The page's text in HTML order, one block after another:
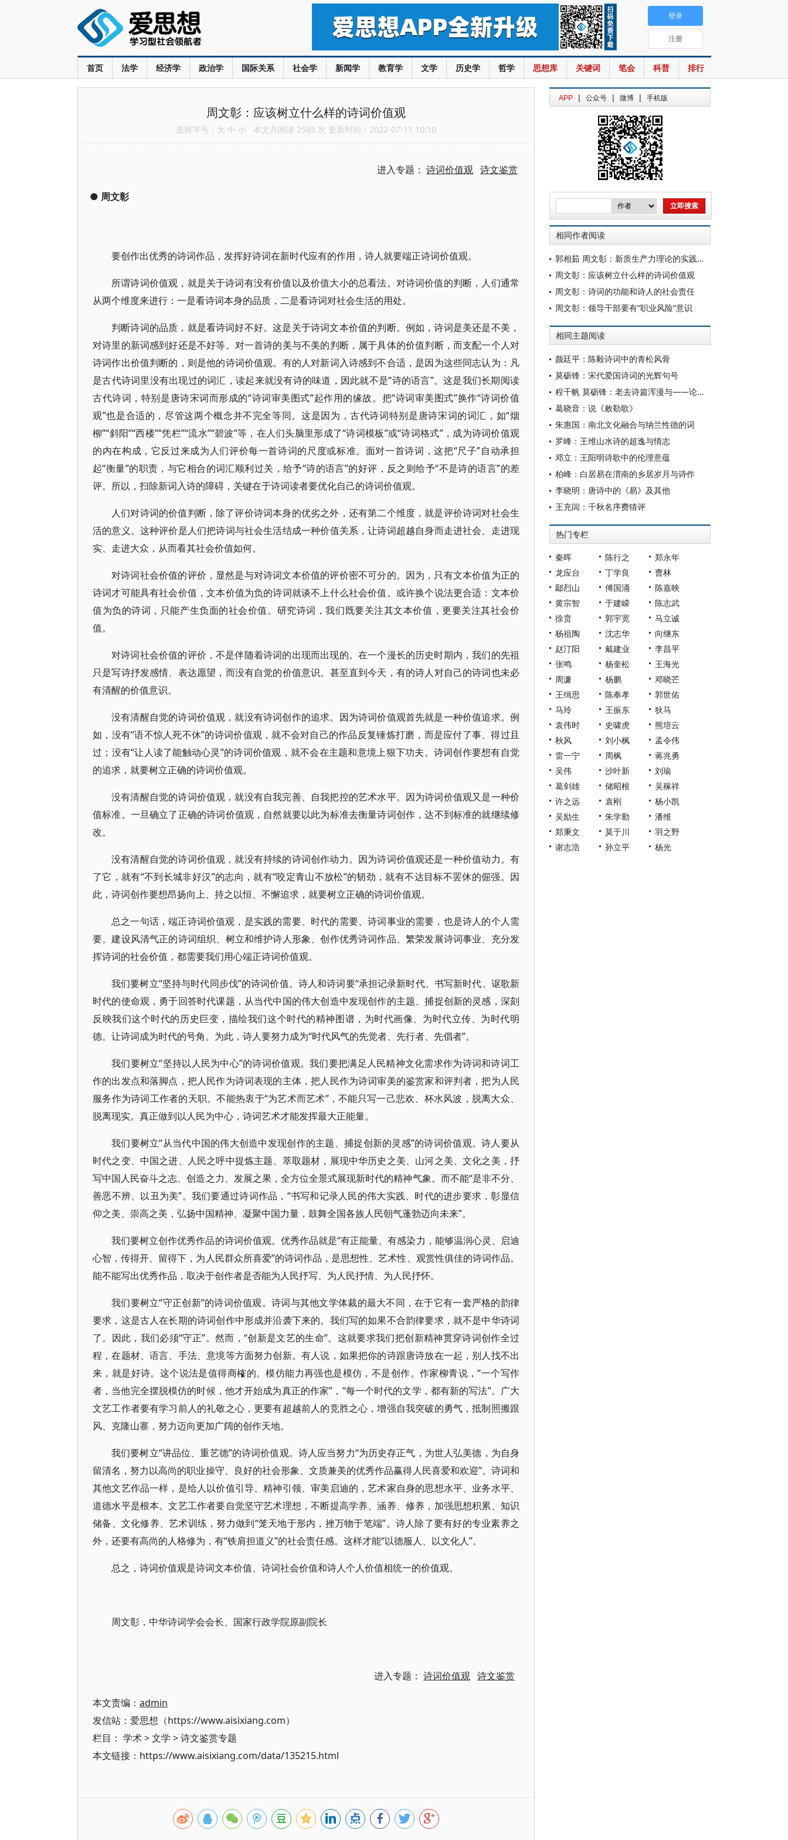
首页 法学 经济学 政治学 国际关系 社会学 新闻学 教育学 文学 历史学 哲学 思想库 关键词 笔会 科普 排行
登录
注册
周文彰：应该树立什么样的诗词价值观
选择字号： 大 中 小 本文共阅读 2585 次 更新时间：2022-07-11 10:10
进入专题： 诗词价值观 诗文鉴赏
● 周文彰
要创作出优秀的诗词作品，发挥好诗词在新时代应有的作用，诗人就要端正诗词价值观。
所谓诗词价值观，就是关于诗词有没有价值以及价值大小的总看法。对诗词价值的判断，人们通常
从两个维度来进行：一是看诗词本身的品质，二是看诗词对社会生活的用处。
判断诗词的品质，就是看诗词好不好。这是关于诗词文本价值的判断。例如，诗词是美还是不美，
对诗里的新词感到好还是不好等。对一首诗的美与不美的判断，属于具体的价值判断，而支配一个人对
诗词作出价值判断的，则是他的诗词价值观。有的人对新词入诗感到不合适，是因为这些同志认为：凡
是古代诗词里没有出现过的词汇，读起来就没有诗的味道，因此就不是“诗的语言”。这是我们长期阅读
古代诗词，特别是唐诗宋词而形成的“诗词审美图式”起作用的缘故。把“诗词审美图式”换作“诗词价值
观”也是合适的，尽管这两个概念并不完全等同。这是因为，古代诗词特别是唐诗宋词的词汇，如“烟
柳”“斜阳”“西楼”“凭栏”“流水”“碧波”等，在人们头脑里形成了“诗词模板”或“诗词格式”，成为诗词价值观
的内在构成，它反过来成为人们评价每一首诗词的尺度或标准。面对一首诗词，这把“尺子”自动承担
起“衡量”的职责，与它相合的词汇顺利过关，给予“诗的语言”的好评，反之则给予“不是诗的语言”的差
评。所以，扫除新词入诗的障碍，关键在于诗词读者要优化自己的诗词价值观。
人们对诗词的价值判断，除了评价诗词本身的优劣之外，还有第二个维度，就是评价诗词对社会生
活的意义。这种评价是人们把诗词与社会生活结成一种价值关系，让诗词超越自身而走进社会、走进现
实、走进大众，从而看其社会价值如何。
对诗词社会价值的评价，显然是与对诗词文本价值的评价密不可分的。因为，只有文本价值为正的
诗词才可能具有社会价值，文本价值为负的诗词就谈不上什么社会价值。或许换个说法更合适：文本价
值为负的诗词，只能产生负面的社会价值。研究诗词，我们既要关注其文本价值，更要关注其社会价
值。
对诗词社会价值的评价，不是伴随着诗词的出现而出现的。在一个漫长的历史时期内，我们的先祖
只是写诗抒发感情、表达愿望，而没有自觉的价值意识。甚至直到今天，有的诗人对自己的诗词也未必
有清醒的价值意识。
没有清醒自觉的诗词价值观，就没有诗词创作的追求。因为诗词价值观首先就是一种价值追求。例
如，没有“语不惊人死不休”的诗词价值观，就不会对自己的作品反复锤炼打磨，而是应付了事、得过且
过；没有“让人读了能触动心灵”的诗词价值观，就不会在主题和意境上狠下功夫。诗词创作要想有自觉
的追求，就要树立正确的诗词价值观。
没有清醒自觉的诗词价值观，就没有自我完善、自我把控的艺术水平。因为诗词价值观又是一种价
值标准。一旦确立了正确的诗词价值观，自然就要以此为标准去衡量诗词创作，达不到标准的就继续修
改。
没有清醒自觉的诗词价值观，就没有持续的诗词创作动力。因为诗词价值观还是一种价值动力。有
了它，就有“不到长城非好汉”的志向，就有“咬定青山不放松”的韧劲，就有不达目标不罢休的倔强。因
此，诗词创作要想昂扬向上、持之以恒、不懈追求，就要树立正确的诗词价值观。
总之一句话，端正诗词价值观，是实践的需要、时代的需要、诗词事业的需要，也是诗人的个人需
要。建设风清气正的诗词组织、树立和维护诗人形象、创作优秀诗词作品、繁荣发展诗词事业、充分发
挥诗词的社会价值，都需要我们用心端正诗词价值观。
我们要树立“坚持与时代同步伐”的诗词价值。诗人和诗词要“承担记录新时代、书写新时代、讴歌新
时代的使命观，勇于回答时代课题，从当代中国的伟大创造中发现创作的主题、捕捉创新的灵感，深刻
反映我们这个时代的历史巨变，描绘我们这个时代的精神图谱，为时代画像、为时代立传、为时代明
德。让诗词成为时代的号角。为此，诗人要努力成为“时代风气的先觉者、先行者、先倡者”。
我们要树立“坚持以人民为中心”的诗词价值观。我们要把满足人民精神文化需求作为诗词和诗词工
作的出发点和落脚点，把人民作为诗词表现的主体，把人民作为诗词审美的鉴赏家和评判者，把为人民
服务作为诗词工作者的天职。不能热衷于“为艺术而艺术”，不能只写一己悲欢、杯水风波，脱离大众、
脱离现实。真正做到以人民为中心，诗词艺术才能发挥最大正能量。
我们要树立“从当代中国的伟大创造中发现创作的主题、捕捉创新的灵感”的诗词价值观。诗人要从
时代之变、中国之进、人民之呼中提炼主题、萃取题材，展现中华历史之美、山河之美、文化之美，抒
写中国人民奋斗之志、创造之力、发展之果，全方位全景式展现新时代的精神气象。而不能“是非不分、
善恶不辨、以丑为美”。我们要通过诗词作品，“书写和记录人民的伟大实践、时代的进步要求，彰显信
仰之美、崇高之美，弘扬中国精神、凝聚中国力量，鼓舞全国各族人民朝气蓬勃迈向未来”。
我们要树立创作优秀作品的诗词价值观。优秀作品就是“有正能量、有感染力，能够温润心灵、启迪
心智，传得开、留得下，为人民群众所喜爱”的诗词作品，是思想性、艺术性、观赏性俱佳的诗词作品。
能不能写出优秀作品，取决于创作者是否能为人民抒写、为人民抒情、为人民抒怀。
我们要树立“守正创新”的诗词价值观。诗词与其他文学体裁的最大不同，在于它有一套严格的韵律
要求，这是古人在长期的诗词创作中形成并沿袭下来的。我们写的如果不合韵律要求，就不是中华诗词
了。因此，我们必须“守正”。然而，“创新是文艺的生命”。这就要求我们把创新精神贯穿诗词创作全过
程，在题材、语言、手法、意境等方面努力创新。有人说，如果把你的诗跟唐诗放在一起，别人找不出
来，就是好诗。这个说法是值得商榷的。模仿能力再强也是模仿，不是创作。作家柳青说，“一个写作
者，当他完全摆脱模仿的时候，他才开始成为真正的作家”，“每一个时代的文学，都有新的写法”。广大
文艺工作者要有学习前人的礼敬之心，更要有超越前人的竞胜之心，增强自我突破的勇气，抵制照搬跟
风、克隆山寨，努力迈向更加广阔的创作天地。
我们要树立“讲品位、重艺德”的诗词价值观。诗人应当努力“为历史存正气，为世人弘美德，为自身
留清名，努力以高尚的职业操守、良好的社会形象、文质兼美的优秀作品赢得人民喜爱和欢迎”。诗词和
其他文艺作品一样，是给人以价值引导、精神引领、审美启迪的，艺术家自身的思想水平、业务水平、
道德水平是根本。文艺工作者要自觉坚守艺术理想，不断提高学养、涵养、修养，加强思想积累、知识
储备、文化修养、艺术训练，努力做到“笼天地于形内，挫万物于笔端”。诗人除了要有好的专业素养之
外，还要有高尚的人格修为，有“铁肩担道义”的社会责任感。这样才能“以德服人、以文化人”。
总之，诗词价值观是诗词文本价值、诗词社会价值和诗人个人价值相统一的价值观。
周文彰，中华诗词学会会长、国家行政学院原副院长
进入专题： 诗词价值观 诗文鉴赏
本文责编： admin
发信站：爱思想（https://www.aisixiang.com）
栏目： 学术>文学 >诗文鉴赏专题
本文链接：https://www.aisixiang.com/data/135215.html
APP | 公众号 | 微博 | 手机版
相同作者阅读
郭相茹 周文彰：新质生产力理论的实践意义
周文彰：应该树立什么样的诗词价值观
周文彰：诗词的功能和诗人的社会责任
周文彰：领导干部要有“职业风险”意识
相同主题阅读
颜廷平：陈毅诗词中的青松风骨
莫砺锋：宋代爱国诗词的光辉句号
程千帆 莫砺锋：老去诗篇浑漫与——论杜甫晚期今体诗的特点及其对宋人的影响
葛晓音：说《敕勒歌》
朱惠国：南北文化融合与纳兰性德的词
罗峰：王维山水诗的超逸与情志
邓立：王阳明诗歌中的伦理意蕴
柏峰：白居易在渭南的乡居岁月与诗作
李晓明：唐诗中的《易》及其他
王充闾：千秋名序费猜评
热门专栏
秦晖 陈行之
郑永年
龙应台
丁学良
曹林
鄢烈山
傅国涌
陈嘉映
黄宗智
于建嵘
陈志武
徐贲
郭宇宽
马立诚
杨祖陶
沈志华
向继东
赵汀阳
戴建业
李昌平
张鸣
杨奎松
王海光
周濂
杨鹏
邓晓芒
王缉思
陈奉孝
郭世佑
马玲
王振东
狄马
袁伟时
史啸虎
熊培云
秋风
刘小枫
孟令伟
雷一宁
周枫
蒋兆勇
吴伟
沙叶新
刘瑜
葛剑雄
储昭根
吴稼祥
许之远
袁刚
杨小凯
吴励生
朱学勤
潘维
郑秉文
莫于川
羽之野
谢志浩
孙立平 杨光